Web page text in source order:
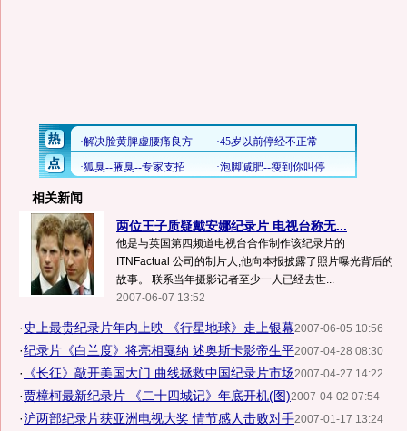
相关新闻
两位王子质疑戴安娜纪录片 电视台称无...
他是与英国第四频道电视台合作制作该纪录片的
ITNFactual 公司的制片人,他向本报披露了照片曝光背后的
故事。 联系当年摄影记者至少一人已经去世...
2007-06-07 13:52
· 史上最贵纪录片年内上映 《行星地球》走上银幕2007-06-05 10:56
·纪录片《白兰度》将亮相戛纳 述奥斯卡影帝生平2007-04-28 08:30
· 《长征》敲开美国大门 曲线拯救中国纪录片市场2007-04-27 14:22
·贾樟柯最新纪录片 《二十四城记》年底开机(图)2007-04-02 07:54
·沪两部纪录片获亚洲电视大奖 情节感人击败对手2007-01-17 13:24